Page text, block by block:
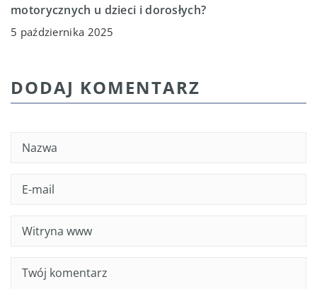
motorycznych u dzieci i dorosłych?
5 października 2025
DODAJ KOMENTARZ